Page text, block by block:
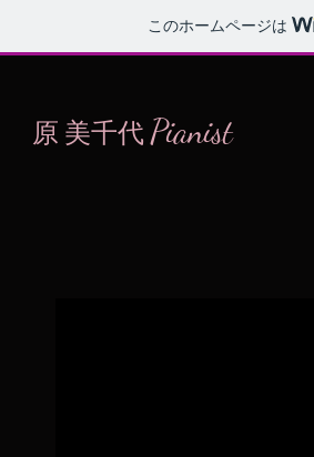
このホームページは
原 美千代Pianist